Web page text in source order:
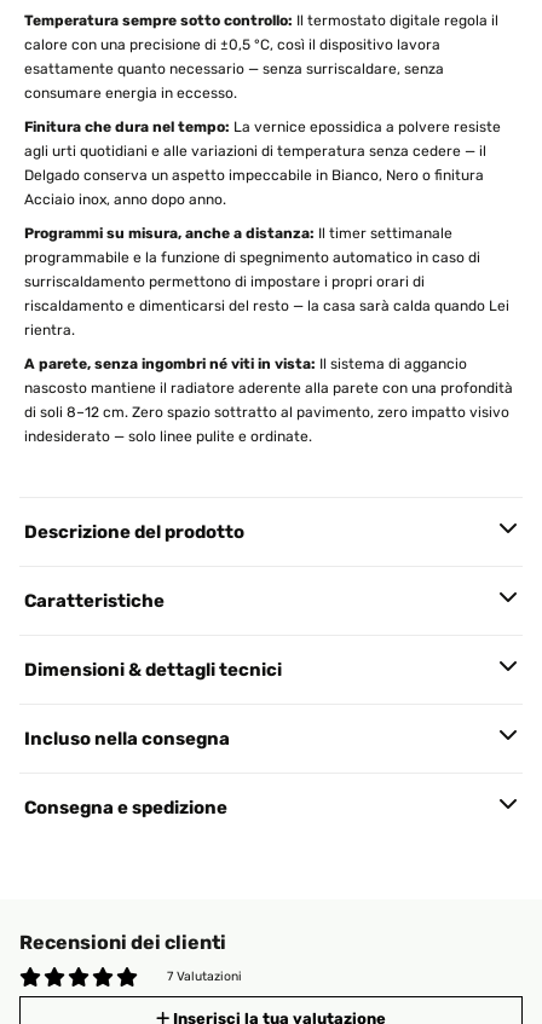
Temperatura sempre sotto controllo: Il termostato digitale regola il
calore con una precisione di ±0,5 °C, così il dispositivo lavora
esattamente quanto necessario — senza surriscaldare, senza
consumare energia in eccesso.
Finitura che dura nel tempo: La vernice epossidica a polvere resiste
agli urti quotidiani e alle variazioni di temperatura senza cedere — il
Delgado conserva un aspetto impeccabile in Bianco, Nero o finitura
Acciaio inox, anno dopo anno.
Programmi su misura, anche a distanza: Il timer settimanale
programmabile e la funzione di spegnimento automatico in caso di
surriscaldamento permettono di impostare i propri orari di
riscaldamento e dimenticarsi del resto — la casa sarà calda quando Lei
rientra.
A parete, senza ingombri né viti in vista: Il sistema di aggancio
nascosto mantiene il radiatore aderente alla parete con una profondità
di soli 8–12 cm. Zero spazio sottratto al pavimento, zero impatto visivo
indesiderato — solo linee pulite e ordinate.
Descrizione del prodotto
Caratteristiche
Dimensioni & dettagli tecnici
Incluso nella consegna
Consegna e spedizione
Recensioni dei clienti
7 Valutazioni
Inserisci la tua valutazione